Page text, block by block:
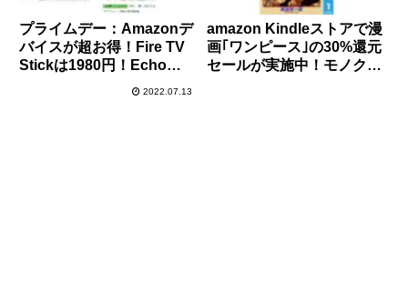
プライムデー：Amazonデ
バイスが超お得！Fire TV
Stickは1980円！Echo
2022.07.13
amazon Kindleストアで漫
画｢ワンピース｣の30%還元
セールが実施中！モノクロ